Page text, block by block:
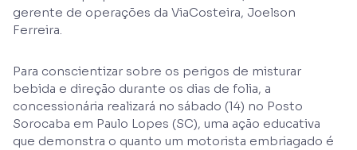
gerente de operações da ViaCosteira, Joelson
Ferreira.
Para conscientizar sobre os perigos de misturar
bebida e direção durante os dias de folia, a
concessionária realizará no sábado (14) no Posto
Sorocaba em Paulo Lopes (SC), uma ação educativa
que demonstra o quanto um motorista embriagado é